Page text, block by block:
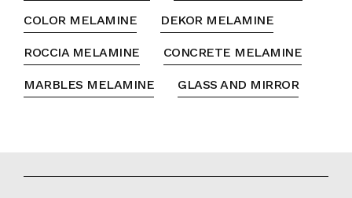
COLOR MELAMINE DEKOR MELAMINE
ROCCIA MELAMINE CONCRETE MELAMINE
MARBLES MELAMINE GLASS AND MIRROR